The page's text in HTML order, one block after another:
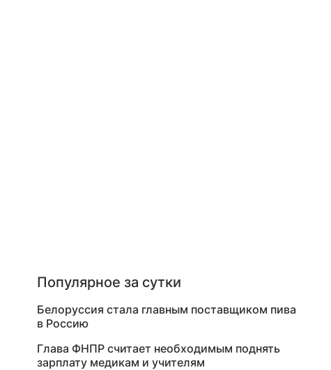
Популярное за сутки
Белоруссия стала главным поставщиком пива
в Россию
Глава ФНПР считает необходимым поднять
зарплату медикам и учителям